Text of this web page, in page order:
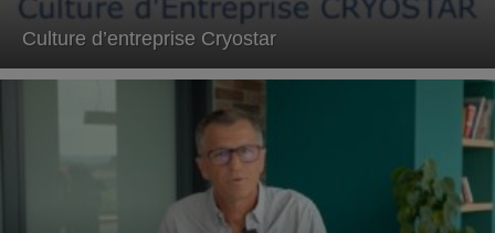
Culture d’entreprise Cryostar